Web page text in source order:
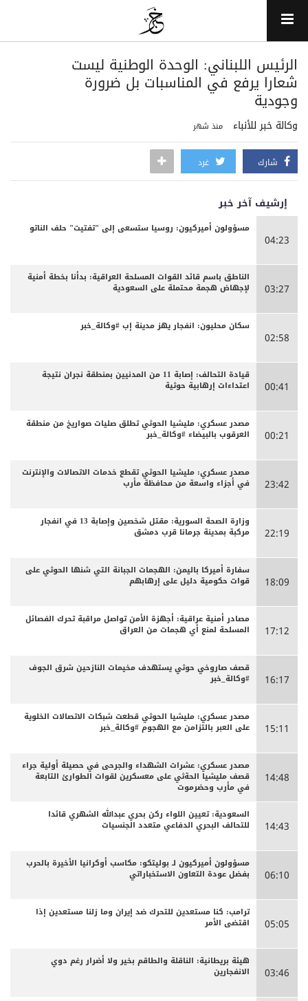
الرئيس اللبناني: الوحدة الوطنية ليست
شعارا يرفع في المناسبات بل ضرورة
وجودية
وكالة خبر للأنباء منذ شهر
شارك غرد
إرشيف آخر خبر
04:23
مسؤولون أميركيون: روسيا ستسعى إلى "تفتيت" حلف الناتو
03:27
الناطق باسم قائد القوات المسلحة العراقية: بدأنا بخطة أمنية
لإجهاض هجمة محتملة على السعودية
02:58
سكان محليون: انفجار يهز مدينة إب #وكالة_خبر
00:41
قيادة التحالف: إصابة 11 من المدنيين بمنطقة نجران نتيجة
اعتداءات إرهابية حوثية
00:21
مصدر عسكري: مليشيا الحوثي تطلق صليات صواريخ من منطقة
العرقوب بالبيضاء #وكالة_خبر
23:42
مصدر عسكري: مليشيا الحوثي تقطع خدمات الاتصالات والإنترنت
في أجزاء واسعة من محافظة مأرب
22:19
وزارة الصحة السورية: مقتل شخصين وإصابة 13 في انفجار
مركبة بمدينة جرمانا قرب دمشق
18:09
سفارة أميركا باليمن: الهجمات الجبانة التي شنها الحوثي على
قوات حكومية دليل على إرهابهم
17:12
مصادر أمنية عراقية: أجهزة الأمن تواصل مراقبة تحرك الفصائل
المسلحة لمنع أي هجمات من العراق
16:17
قصف صاروخي حوثي يستهدف مخيمات النازحين شرق الجوف
#وكالة_خبر
15:11
مصدر عسكري: مليشيا الحوثي قطعت شبكات الاتصالات الخلوية
على العبر بالتزامن مع الهجوم #وكالة_خبر
14:48
مصدر عسكري: عشرات الشهداء والجرحى ‏في حصيلة أولية جراء
قصف مليشيا الحةثي على معسكرين لقوات الطوارئ التابعة
في مأرب وحضرموت
14:43
السعودية: تعيين اللواء ركن بحري عبدالله الشهري قائدا
للتحالف البحري الدفاعي متعدد الجنسيات
06:10
مسؤولون أميركيون لـ بوليتكو: مكاسب أوكرانيا الأخيرة بالحرب
بفضل عودة التعاون الاستخباراتي
05:05
ترامب: كنا مستعدين للتحرك ضد إيران وما زلنا مستعدين إذا
اقتضى الأمر
03:46
هيئة بريطانية: الناقلة والطاقم بخير ولا أضرار رغم دوي
الانفجارين